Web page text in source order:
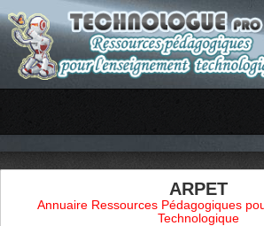
ARPET
Annuaire Ressources Pédagogiques
Technologique